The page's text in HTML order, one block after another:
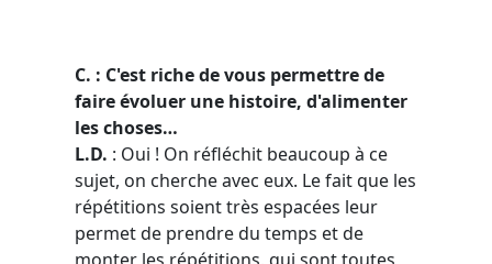
C. : C'est riche de vous permettre de
faire évoluer une histoire, d'alimenter
les choses…
L.D. : Oui ! On réfléchit beaucoup à ce
sujet, on cherche avec eux. Le fait que les
répétitions soient très espacées leur
permet de prendre du temps et de